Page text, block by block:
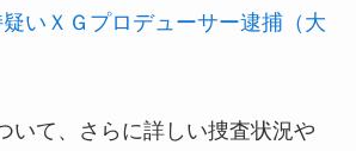
いＸＧプロデューサー逮捕（大
いて、さらに詳しい捜査状況や